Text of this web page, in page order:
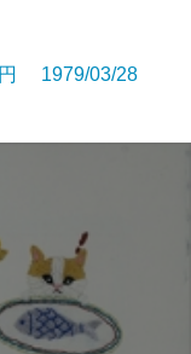
1979/03/28